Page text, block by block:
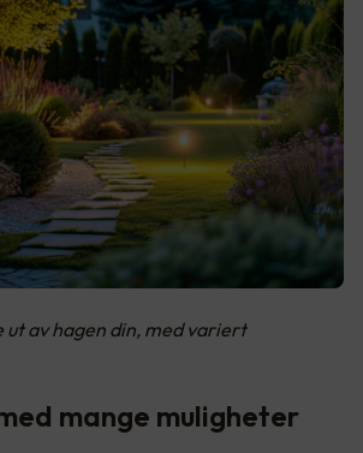
ut av hagen din, med variert
mange muligheter